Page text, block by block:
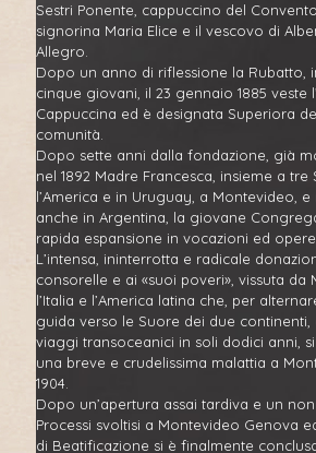
Sestri Ponente, cappuccino del
signorina Maria Elice e il vescovo di
Allegro.
Dopo un anno di riflessione la Rubatto,
cinque giovani, il 23 gennaio 1885 veste
Cappuccina ed è designata Superiora
comunità.
Dopo sette anni dalla fondazione, già
nel 1892 Madre Francesca, insieme a tre
l’America e in Uruguay, a Montevideo,
anche in Argentina, la giovane
rapida espansione in vocazioni ed
L’intensa, ininterrotta e radicale
consorelle e ai «suoi poveri», vissuta da
l’Italia e l’America latina che, per
guida verso le Suore dei due
viaggi transoceanici in soli dodici anni,
una breve e crudelissima malattia a
1904.
Dopo un’apertura assai tardiva e un
Processi svoltisi a Montevideo Genova
di Beatificazione si è finalmente